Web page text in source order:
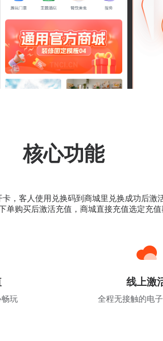
核心功能
，客人使用兑换码到商城里兑换成功后
单购买后激活充值，商城直接充值选定充值
玩
线上激
全程无接触的电